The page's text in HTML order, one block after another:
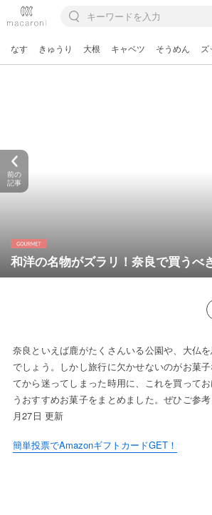
なす きゅうり 大根 キャベツ そうめん ズ
和洋の名物がズラリ！奈良で買うべ
前の
記事
奈良といえば鹿がたくさんいる公園や、大仏
でしょう。しかし旅行に欠かせないのがお菓
てから迷ってしまった時用に、これを買って
うおすすめお菓子をまとめました。ぜひご参
月27日 更新
簡単投票でAmazonギフトカードGET！